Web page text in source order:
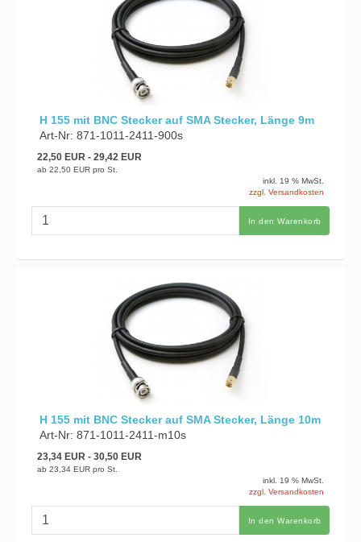
H 155 mit BNC Stecker auf SMA Stecker, Länge 9m
Art-Nr: 871-1011-2411-900s
22,50 EUR- 29,42 EUR
ab 22,50 EUR pro St.
inkl. 19 % MwSt.
zzgl. Versandkosten
In den Warenkorb
H 155 mit BNC Stecker auf SMA Stecker, Länge 10m
Art-Nr: 871-1011-2411-m10s
23,34 EUR- 30,50 EUR
ab 23,34 EUR pro St.
inkl. 19 % MwSt.
zzgl. Versandkosten
In den Warenkorb